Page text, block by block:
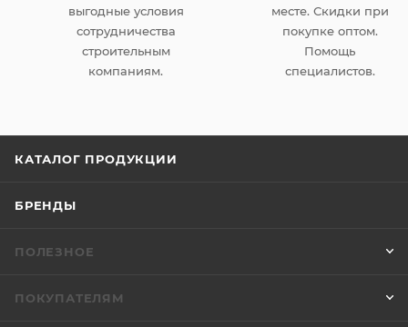
выгодные условия
сотрудничества
строительным
компаниям.
месте. Скидки при
покупке оптом.
Помощь
специалистов.
КАТАЛОГ ПРОДУКЦИИ
БРЕНДЫ
ПОЛЕЗНОЕ
ПОКУПАТЕЛЯМ